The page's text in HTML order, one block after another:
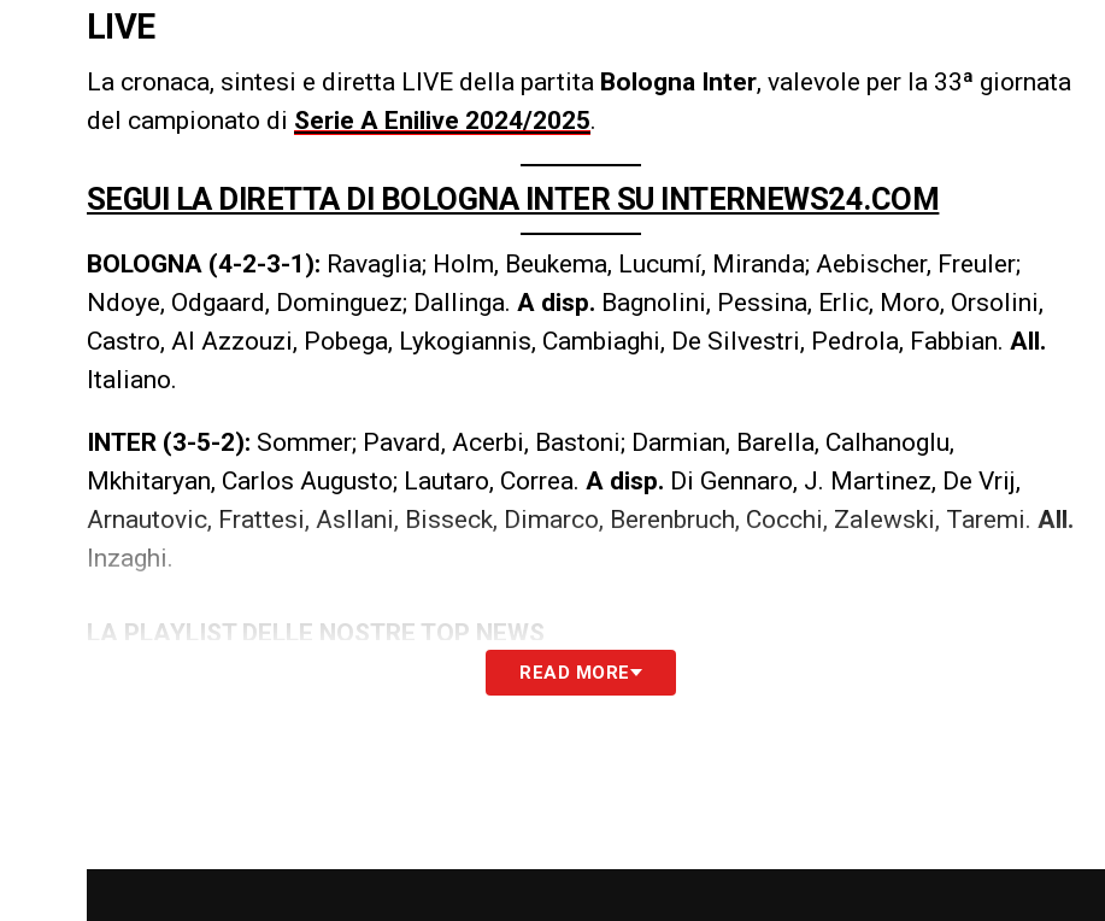
LIVE
La cronaca, sintesi e diretta LIVE della partita Bologna Inter, valevole per la 33ª giornata
del campionato di Serie A Enilive 2024/2025.
SEGUI LA DIRETTA DI BOLOGNA INTER SU INTERNEWS24.COM
BOLOGNA (4-2-3-1): Ravaglia; Holm, Beukema, Lucumí, Miranda; Aebischer, Freuler;
Ndoye, Odgaard, Dominguez; Dallinga. A disp. Bagnolini, Pessina, Erlic, Moro, Orsolini,
Castro, Al Azzouzi, Pobega, Lykogiannis, Cambiaghi, De Silvestri, Pedrola, Fabbian. All.
Italiano.
INTER (3-5-2): Sommer; Pavard, Acerbi, Bastoni; Darmian, Barella, Calhanoglu,
Mkhitaryan, Carlos Augusto; Lautaro, Correa. A disp. Di Gennaro, J. Martinez, De Vrij,
Arnautovic, Frattesi, Asllani, Bisseck, Dimarco, Berenbruch, Cocchi, Zalewski, Taremi. All.
Inzaghi.
LA PLAYLIST DELLE NOSTRE TOP NEWS
READ MORE